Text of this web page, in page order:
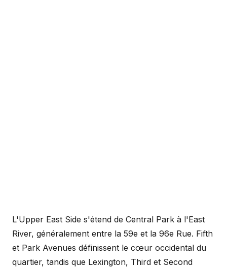
L'Upper East Side s'étend de Central Park à l'East
River, généralement entre la 59e et la 96e Rue. Fifth
et Park Avenues définissent le cœur occidental du
quartier, tandis que Lexington, Third et Second